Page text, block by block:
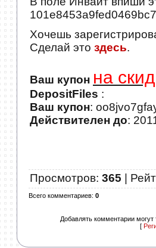
Хочешь
Сделай это здесь.
Ваш купон на
DepositFiles :
Ваш купон:
Действителен до:
Просмотров: 365 |
Всего комментариев: 0
Добавлять комментарии могут
[